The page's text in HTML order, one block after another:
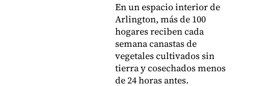
En un espacio interior de
Arlington, más de 100
hogares reciben cada
semana canastas de
vegetales cultivados sin
tierra y cosechados menos
de 24 horas antes.